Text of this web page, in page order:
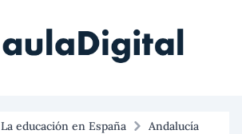
La educación en España
Andalucía